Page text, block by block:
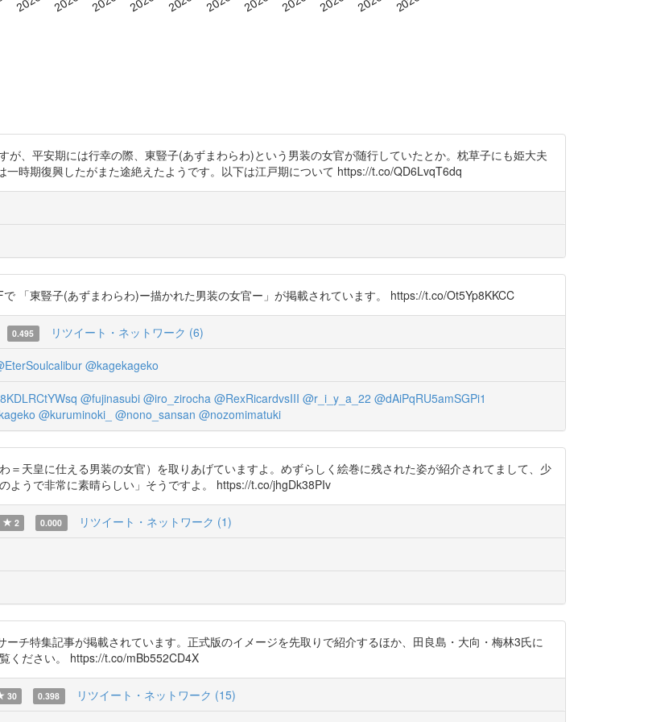
、平安期には行幸の際、東豎子(あずまわらわ)という男装の女官が随行していたとか。枕草子にも姫大夫
時期復興したがまた途絶えたようです。以下は江戸期について https://t.co/QD6LvqT6dq
「東豎子(あずまわらわ)ー描かれた男装の女官ー」が掲載されています。 https://t.co/Ot5Yp8KKCC
0.495 リツイート・ネットワーク (6)
@kagekageko
@fujinasubi @iro_zirocha @RexRicardvsIII @r_i_y_a_22 @dAiPqRU5amSGPi1
@kuruminoki_ @nono_sansan @nozomimatuki
＝天皇に仕える男装の女官）を取りあげていますよ。めずらしく絵巻に残された姿が紹介されてまして、少
ようで非常に素晴らしい」そうですよ。 https://t.co/jhgDk38PIv
2 0.000 リツイート・ネットワーク (1)
チ特集記事が掲載されています。正式版のイメージを先取りで紹介するほか、田良島・大向・梅林3氏に
ください。 https://t.co/mBb552CD4X
30 0.398 リツイート・ネットワーク (15)